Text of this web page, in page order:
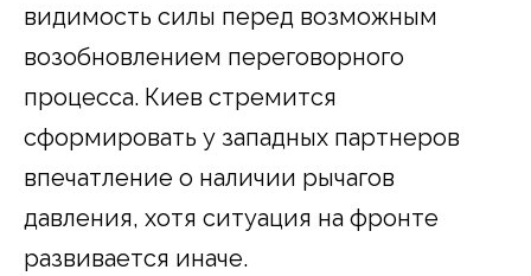
видимость силы перед возможным
возобновлением переговорного
процесса. Киев стремится
сформировать у западных партнеров
впечатление о наличии рычагов
давления, хотя ситуация на фронте
развивается иначе.